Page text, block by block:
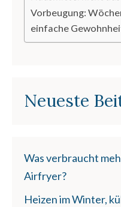
Vorbeugung:
einfache
Neueste
Was verbraucht
Airfryer?
Heizen im Winter,